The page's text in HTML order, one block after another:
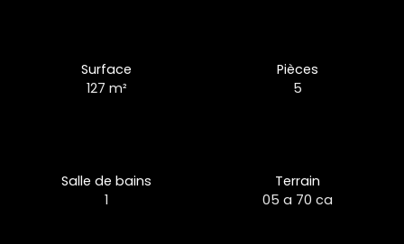
Surface
127 m²
Pièces
5
Salle de bains
1
Terrain
05 a 70 ca